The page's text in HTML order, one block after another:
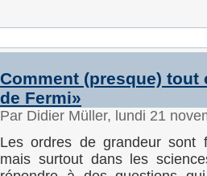
Comment (presque)
de Fermi»
Par Didier Müller, lundi 21
Les ordres de grandeur sont
mais surtout dans les